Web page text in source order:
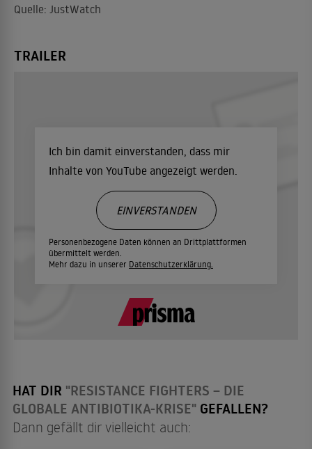
Quelle: JustWatch
TRAILER
Ich bin damit einverstanden, dass mir
Inhalte von YouTube angezeigt werden.
Personenbezogene Daten können an Drittplattformen
übermittelt werden.
Mehr dazu in unserer Datenschutzerklärung.
EINVERSTANDEN
HAT DIR "RESISTANCE FIGHTERS – DIE
GLOBALE ANTIBIOTIKA-KRISE" GEFALLEN?
Dann gefällt dir vielleicht auch: